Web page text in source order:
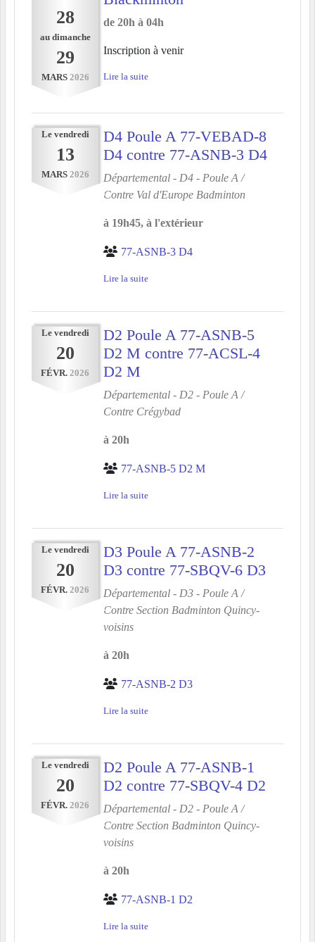
28
au dimanche
29
MARS 2026
de 20h à 04h
Inscription à venir
Lire la suite
Le vendredi
13
MARS 2026
D4 Poule A 77-VEBAD-8
D4 contre 77-ASNB-3 D4
Départemental - D4 - Poule A /
Contre Val d'Europe Badminton
à 19h45, à l'extérieur
77-ASNB-3 D4
Lire la suite
Le vendredi
20
FÉVR. 2026
D2 Poule A 77-ASNB-5
D2 M contre 77-ACSL-4
D2 M
Départemental - D2 - Poule A /
Contre Crégybad
à 20h
77-ASNB-5 D2 M
Lire la suite
Le vendredi
20
FÉVR. 2026
D3 Poule A 77-ASNB-2
D3 contre 77-SBQV-6 D3
Départemental - D3 - Poule A /
Contre Section Badminton Quincy-
voisins
à 20h
77-ASNB-2 D3
Lire la suite
Le vendredi
20
FÉVR. 2026
D2 Poule A 77-ASNB-1
D2 contre 77-SBQV-4 D2
Départemental - D2 - Poule A /
Contre Section Badminton Quincy-
voisins
à 20h
77-ASNB-1 D2
Lire la suite